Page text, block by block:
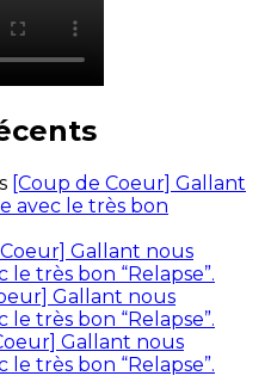
[Coup de Coeur] Gallant
avec le très bon
Gallant nous
très bon “Relapse”.
Gallant nous
très bon “Relapse”.
Gallant nous
très bon “Relapse”.